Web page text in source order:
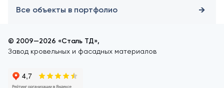
Все объекты в портфолио
© 2009—2026 «Сталь ТД»,
Завод кровельных и фасадных материалов